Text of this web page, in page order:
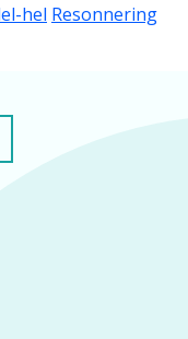
hel Resonnering